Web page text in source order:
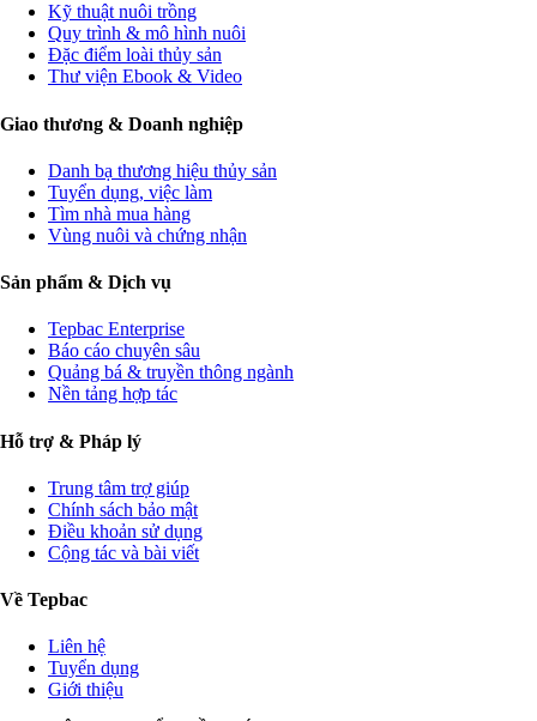
Kỹ thuật nuôi trồng
Quy trình & mô hình nuôi
Đặc điểm loài thủy sản
Thư viện Ebook & Video
Giao thương & Doanh nghiệp
Danh bạ thương hiệu thủy sản
Tuyển dụng, việc làm
Tìm nhà mua hàng
Vùng nuôi và chứng nhận
Sản phẩm & Dịch vụ
Tepbac Enterprise
Báo cáo chuyên sâu
Quảng bá & truyền thông ngành
Nền tảng hợp tác
Hỗ trợ & Pháp lý
Trung tâm trợ giúp
Chính sách bảo mật
Điều khoản sử dụng
Cộng tác và bài viết
Về Tepbac
Liên hệ
Tuyển dụng
Giới thiệu